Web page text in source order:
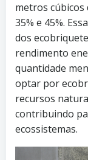
metros cúbicos
35% e 45%.
dos
rendimento
quantidade
optar por
recursos
contribuindo
ecossistemas.